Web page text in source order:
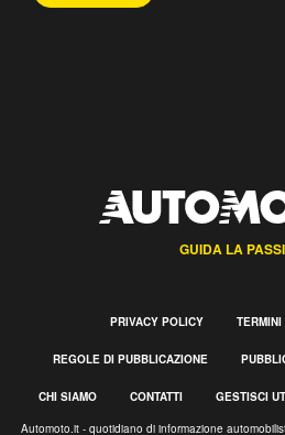
GUIDA LA
PRIVACY POLICY
REGOLE DI PUBBLICAZIONE
CHI SIAMO CONTATTI GESTISCI
Automoto.it - quotidiano di informazione